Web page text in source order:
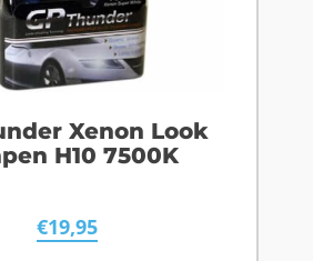
Xenon Look
H10 7500K
€19,95